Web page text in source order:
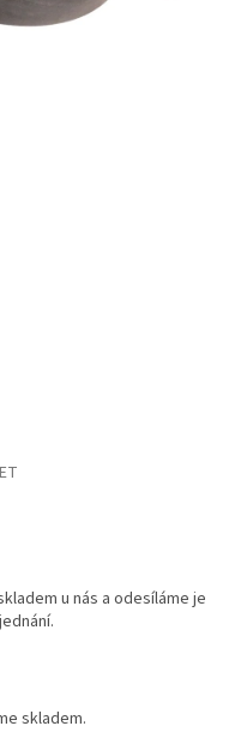
u nás a odesíláme je
skladem.